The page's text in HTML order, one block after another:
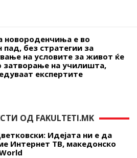
новороденчиња е во
пад, без стратегии за
на условите за живот ќе
затворање на училишта,
експертите
ОД FAKULTETI.MK
Идејата ни е да
Интернет ТВ, македонско